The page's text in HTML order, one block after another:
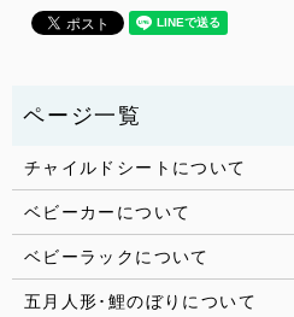
チャイルドシートについて
ベビーカーについて
ベビーラックについて
五月人形･鯉のぼりについて